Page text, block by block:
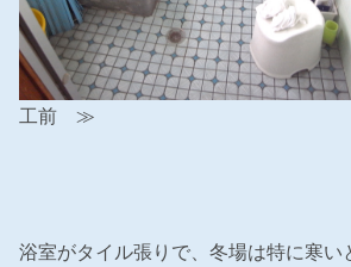
工前 ≫
浴室がタイル張りで、冬場は特に寒い